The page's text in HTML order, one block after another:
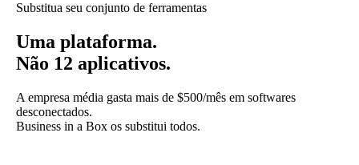
Substitua seu conjunto de ferramentas
Uma plataforma.
Não 12 aplicativos.
A empresa média gasta mais de $500/mês em softwares
desconectados.
Business in a Box os substitui todos.